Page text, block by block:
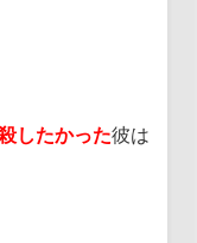
したかった彼は